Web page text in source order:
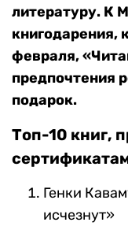
литературу. К
книгодарения,
февраля,
предпочтения
подарок.
Топ-10 книг,
Генки
исчезнут»